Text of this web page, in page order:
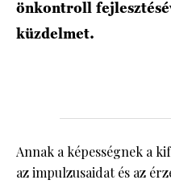
önkontroll
küzdelmet.
Annak a képességnek a
az impulzusaidat és az